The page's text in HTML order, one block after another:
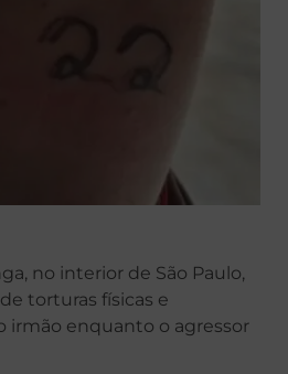
no interior de São Paulo,
torturas físicas e
irmão enquanto o agressor